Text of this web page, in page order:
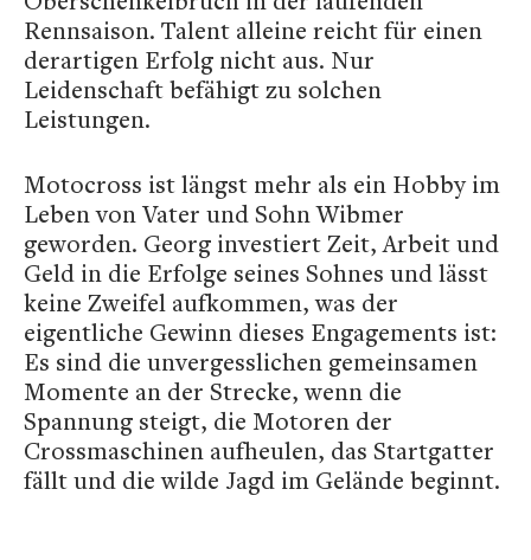
Rennsaison. Talent alleine reicht für einen
derartigen Erfolg nicht aus. Nur
Leidenschaft befähigt zu solchen
Leistungen.
Motocross ist längst mehr als ein Hobby im
Leben von Vater und Sohn Wibmer
geworden. Georg investiert Zeit, Arbeit und
Geld in die Erfolge seines Sohnes und lässt
keine Zweifel aufkommen, was der
eigentliche Gewinn dieses Engagements ist:
Es sind die unvergesslichen gemeinsamen
Momente an der Strecke, wenn die
Spannung steigt, die Motoren der
Crossmaschinen aufheulen, das Startgatter
fällt und die wilde Jagd im Gelände beginnt.